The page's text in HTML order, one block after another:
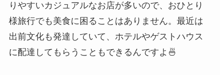
りやすいカジュアルなお店が多いので、おひとり
様旅行でも美食に困ることはありません。最近は
出前文化も発達していて、ホテルやゲストハウス
に配達してもらうこともできるんですよ🍜